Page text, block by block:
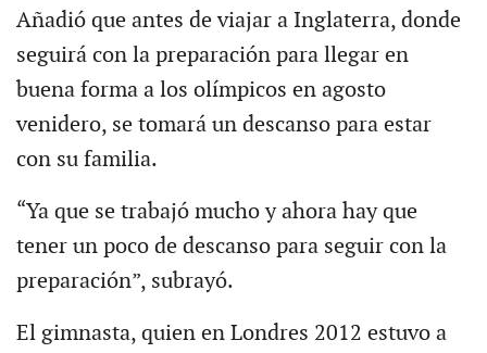
Añadió que antes de viajar a Inglaterra, donde
seguirá con la preparación para llegar en
buena forma a los olímpicos en agosto
venidero, se tomará un descanso para estar
con su familia.
“Ya que se trabajó mucho y ahora hay que
tener un poco de descanso para seguir con la
preparación”, subrayó.
El gimnasta, quien en Londres 2012 estuvo a